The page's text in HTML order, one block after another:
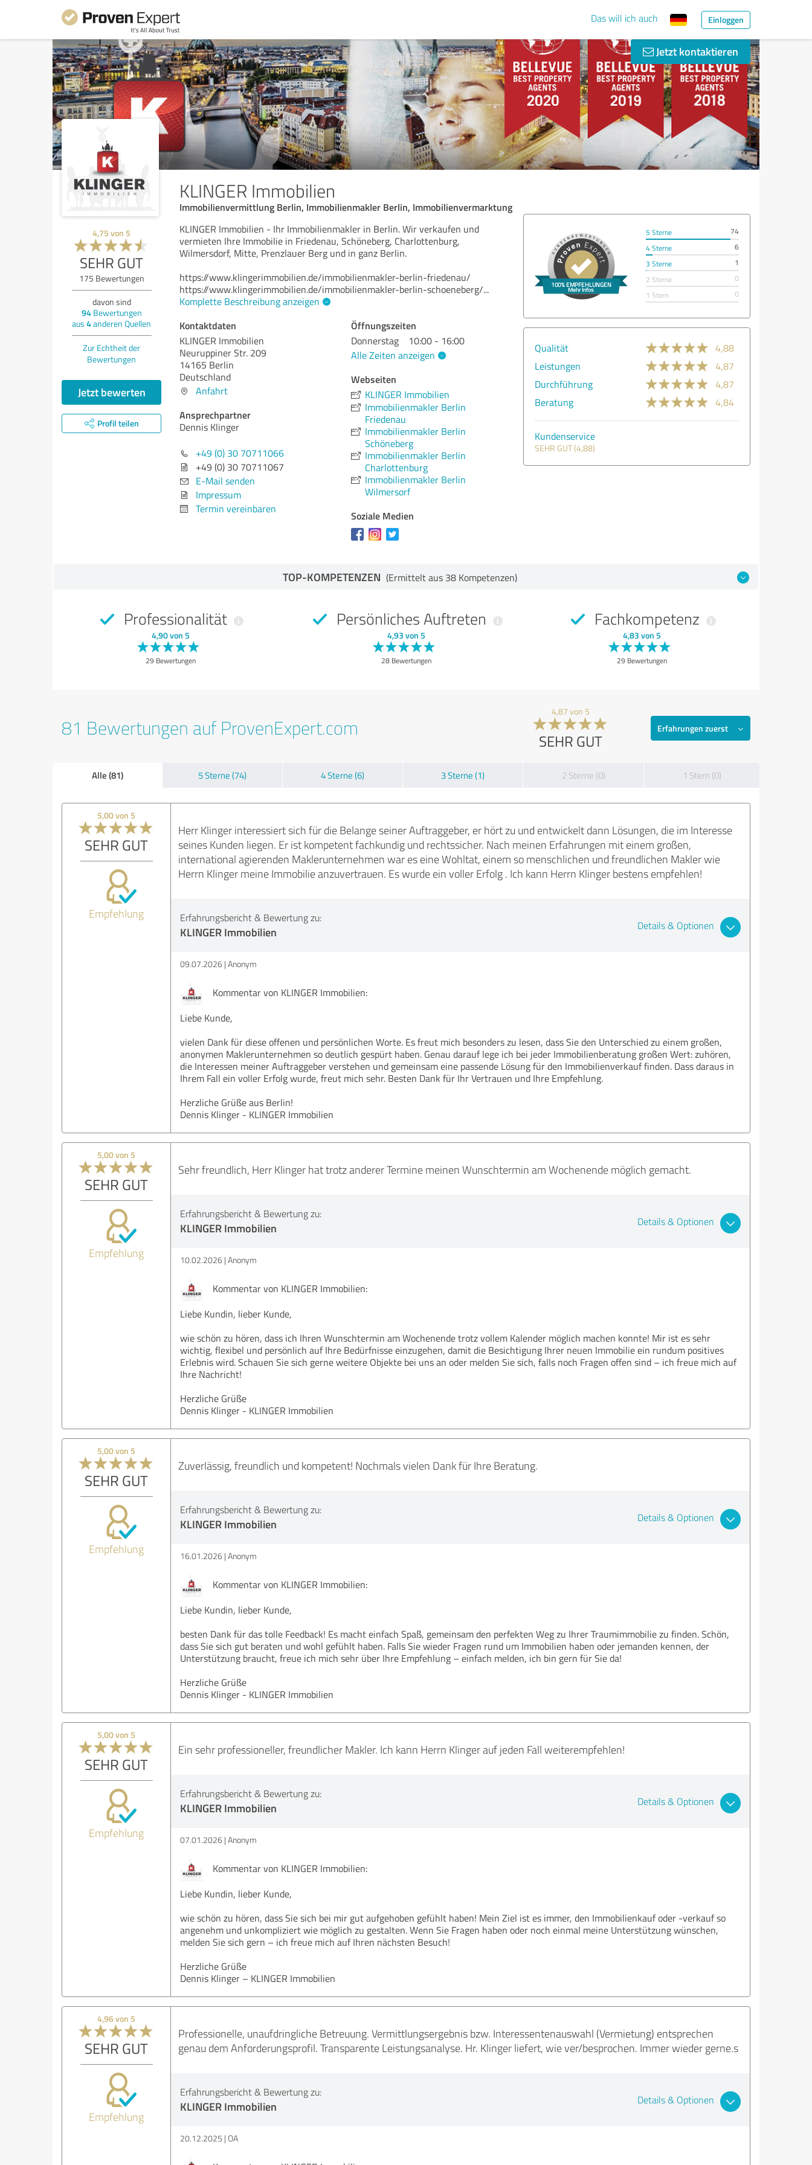
Das will ich auch Einloggen
Jetzt kontaktieren
KLINGER Immobilien
Immobilienvermittlung Berlin, Immobilienmakler Berlin, Immobilienvermarktung
4,75 von 5
SEHR GUT
175 Bewertungen
davon sind
94Bewertungen
aus 4anderen Quellen
Zur Echtheit der
Bewertungen
Jetzt bewerten
Profil teilen
KLINGER Immobilien - Ihr Immobilienmakler in Berlin. Wir verkaufen und
vermieten Ihre Immobilie in Friedenau, Schöneberg, Charlottenburg,
Wilmersdorf, Mitte, Prenzlauer Berg und in ganz Berlin.
https://www.klingerimmobilien.de/immobilienmakler-berlin-friedenau/
https://www.klingerimmobilien.de/immobilienmakler-berlin-schoeneberg/...
Komplette Beschreibung anzeigen
Kontaktdaten
KLINGER Immobilien
Neuruppiner Str. 209
14165 Berlin
Deutschland
Anfahrt
Ansprechpartner
Dennis Klinger
+49 (0) 30 70711066
+49 (0) 30 70711067
E-Mail senden
Impressum
Termin vereinbaren
Öffnungszeiten
Donnerstag
10:00 - 16:00
Alle Zeiten anzeigen
Webseiten
KLINGER Immobilien
Immobilienmakler Berlin
Friedenau
Immobilienmakler Berlin
Schöneberg
Immobilienmakler Berlin
Charlottenburg
Immobilienmakler Berlin
Wilmersorf
Soziale Medien
5 Sterne
74
4 Sterne
6
3 Sterne
1
2 Sterne
0
1 Stern
0
Qualität
4,88
Leistungen
4,87
Durchführung
4,87
Beratung
4,84
Kundenservice
SEHR GUT (4,88)
TOP-KOMPETENZEN (Ermittelt aus 38 Kompetenzen)
Professionalität
4,90 von 5
29 Bewertungen
Persönliches Auftreten
4,93 von 5
28 Bewertungen
Fachkompetenz
4,83 von 5
29 Bewertungen
81 Bewertungen auf ProvenExpert.com
4,87 von 5
SEHR GUT
Erfahrungen zuerst
Alle (81) 5 Sterne (74) 4 Sterne (6) 3 Sterne (1) 2 Sterne (0) 1 Stern (0)
5,00 von 5
SEHR GUT
Empfehlung
Herr Klinger interessiert sich für die Belange seiner Auftraggeber, er hört zu und entwickelt dann Lösungen, die im Interesse
seines Kunden liegen. Er ist kompetent fachkundig und rechtssicher. Nach meinen Erfahrungen mit einem großen,
international agierenden Maklerunternehmen war es eine Wohltat, einem so menschlichen und freundlichen Makler wie
Herrn Klinger meine Immobilie anzuvertrauen. Es wurde ein voller Erfolg . Ich kann Herrn Klinger bestens empfehlen!
Erfahrungsbericht & Bewertung zu:
KLINGER Immobilien Details & Optionen
09.07.2026 Anonym
Kommentar von KLINGER Immobilien:
Liebe Kunde,
vielen Dank für diese offenen und persönlichen Worte. Es freut mich besonders zu lesen, dass Sie den Unterschied zu einem großen,
anonymen Maklerunternehmen so deutlich gespürt haben. Genau darauf lege ich bei jeder Immobilienberatung großen Wert: zuhören,
die Interessen meiner Auftraggeber verstehen und gemeinsam eine passende Lösung für den Immobilienverkauf finden. Dass daraus in
Ihrem Fall ein voller Erfolg wurde, freut mich sehr. Besten Dank für Ihr Vertrauen und Ihre Empfehlung.
Herzliche Grüße aus Berlin!
Dennis Klinger - KLINGER Immobilien
5,00 von 5
SEHR GUT
Empfehlung
Sehr freundlich, Herr Klinger hat trotz anderer Termine meinen Wunschtermin am Wochenende möglich gemacht.
Erfahrungsbericht & Bewertung zu:
KLINGER Immobilien Details & Optionen
10.02.2026 Anonym
Kommentar von KLINGER Immobilien:
Liebe Kundin, lieber Kunde,
wie schön zu hören, dass ich Ihren Wunschtermin am Wochenende trotz vollem Kalender möglich machen konnte! Mir ist es sehr
wichtig, flexibel und persönlich auf Ihre Bedürfnisse einzugehen, damit die Besichtigung Ihrer neuen Immobilie ein rundum positives
Erlebnis wird. Schauen Sie sich gerne weitere Objekte bei uns an oder melden Sie sich, falls noch Fragen offen sind – ich freue mich auf
Ihre Nachricht!
Herzliche Grüße
Dennis Klinger - KLINGER Immobilien
5,00 von 5
SEHR GUT
Empfehlung
Zuverlässig, freundlich und kompetent! Nochmals vielen Dank für Ihre Beratung.
Erfahrungsbericht & Bewertung zu:
KLINGER Immobilien Details & Optionen
16.01.2026 Anonym
Kommentar von KLINGER Immobilien:
Liebe Kundin, lieber Kunde,
besten Dank für das tolle Feedback! Es macht einfach Spaß, gemeinsam den perfekten Weg zu Ihrer Traumimmobilie zu finden. Schön,
dass Sie sich gut beraten und wohl gefühlt haben. Falls Sie wieder Fragen rund um Immobilien haben oder jemanden kennen, der
Unterstützung braucht, freue ich mich sehr über Ihre Empfehlung – einfach melden, ich bin gern für Sie da!
Herzliche Grüße
Dennis Klinger - KLINGER Immobilien
5,00 von 5
SEHR GUT
Empfehlung
Ein sehr professioneller, freundlicher Makler. Ich kann Herrn Klinger auf jeden Fall weiterempfehlen!
Erfahrungsbericht & Bewertung zu:
KLINGER Immobilien Details & Optionen
07.01.2026 Anonym
Kommentar von KLINGER Immobilien:
Liebe Kundin, lieber Kunde,
wie schön zu hören, dass Sie sich bei mir gut aufgehoben gefühlt haben! Mein Ziel ist es immer, den Immobilienkauf oder -verkauf so
angenehm und unkompliziert wie möglich zu gestalten. Wenn Sie Fragen haben oder noch einmal meine Unterstützung wünschen,
melden Sie sich gern – ich freue mich auf Ihren nächsten Besuch!
Herzliche Grüße
Dennis Klinger – KLINGER Immobilien
4,96 von 5
SEHR GUT
Empfehlung
Professionelle, unaufdringliche Betreuung. Vermittlungsergebnis bzw. Interessentenauswahl (Vermietung) entsprechen
genau dem Anforderungsprofil. Transparente Leistungsanalyse. Hr. Klinger liefert, wie ver/besprochen. Immer wieder gerne.s
Erfahrungsbericht & Bewertung zu:
KLINGER Immobilien Details & Optionen
20.12.2025 OA